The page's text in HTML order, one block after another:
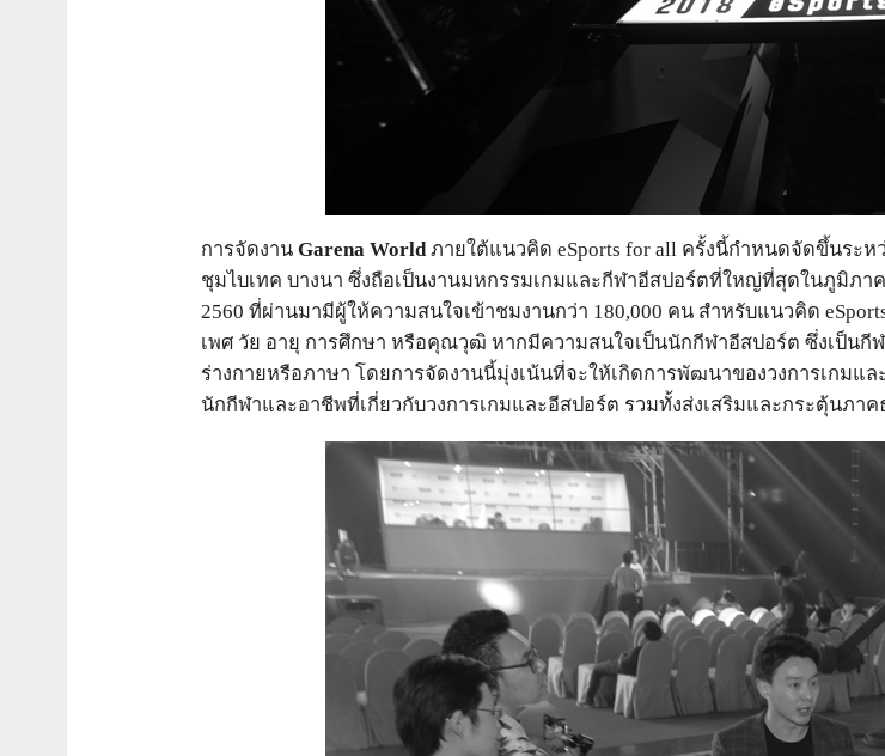
การจัดงาน Garena Worldภายใต้แนวคิด eSports for all ครั้งนี้กำหนดจัดขึ้นระห
ชุมไบเทค บางนา ซึ่งถือเป็นงานมหกรรมเกมและกีฬาอีสปอร์ตที่ใหญ่ที่สุดในภูมิภา
2560 ที่ผ่านมามีผู้ให้ความสนใจเข้าชมงานกว่า 180,000 คน สำหรับแนวคิด
เพศ วัย อายุ การศึกษา หรือคุณวุฒิ หากมีความสนใจเป็นนักกีฬาอีสปอร์ต ซึ่งเป็น
ร่างกายหรือภาษา โดยการจัดงานนี้มุ่งเน้นที่จะให้เกิดการพัฒนาของวงการเกม
นักกีฬาและอาชีพที่เกี่ยวกับวงการเกมและอีสปอร์ต รวมทั้งส่งเสริมและกระตุ้นภ